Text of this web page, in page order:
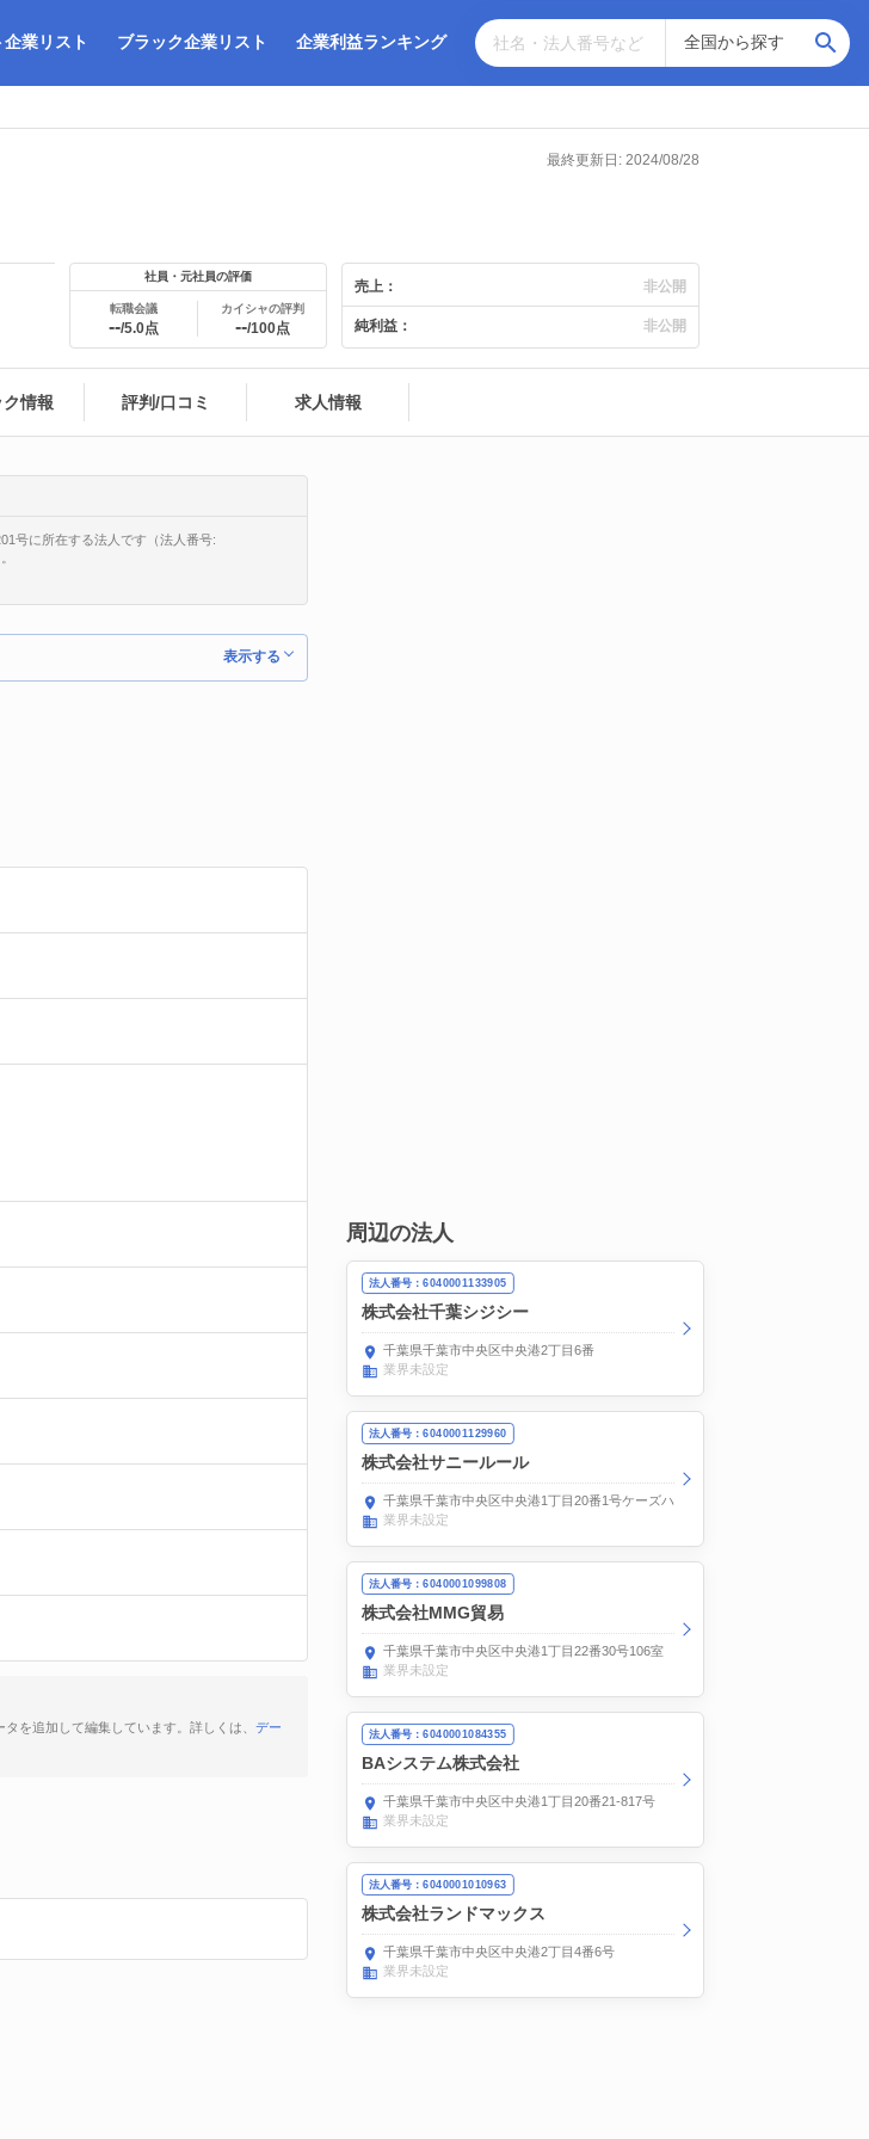
業リスト ブラック企業リスト 企業利益ランキング
最終更新日: 2024/08/28
社員・元社員の評価
転職会議
--/5.0点
カイシャの評判
--/100点
売上： 非公開
純利益： 非公開
情報 評判/口コミ 求人情報
号に所在する法人です（法人番号:
表示する
を追加して編集しています。詳しくは、 デー
周辺の法人
法人番号：6040001133905
株式会社千葉シジシー
千葉県千葉市中央区中央港2丁目6番
業界未設定
法人番号：6040001129960
株式会社サニールール
千葉県千葉市中央区中央港1丁目20番1号ケーズハーバー1F
業界未設定
法人番号：6040001099808
株式会社MMG貿易
千葉県千葉市中央区中央港1丁目22番30号106室
業界未設定
法人番号：6040001084355
BAシステム株式会社
千葉県千葉市中央区中央港1丁目20番21-817号
業界未設定
法人番号：6040001010963
株式会社ランドマックス
千葉県千葉市中央区中央港2丁目4番6号
業界未設定